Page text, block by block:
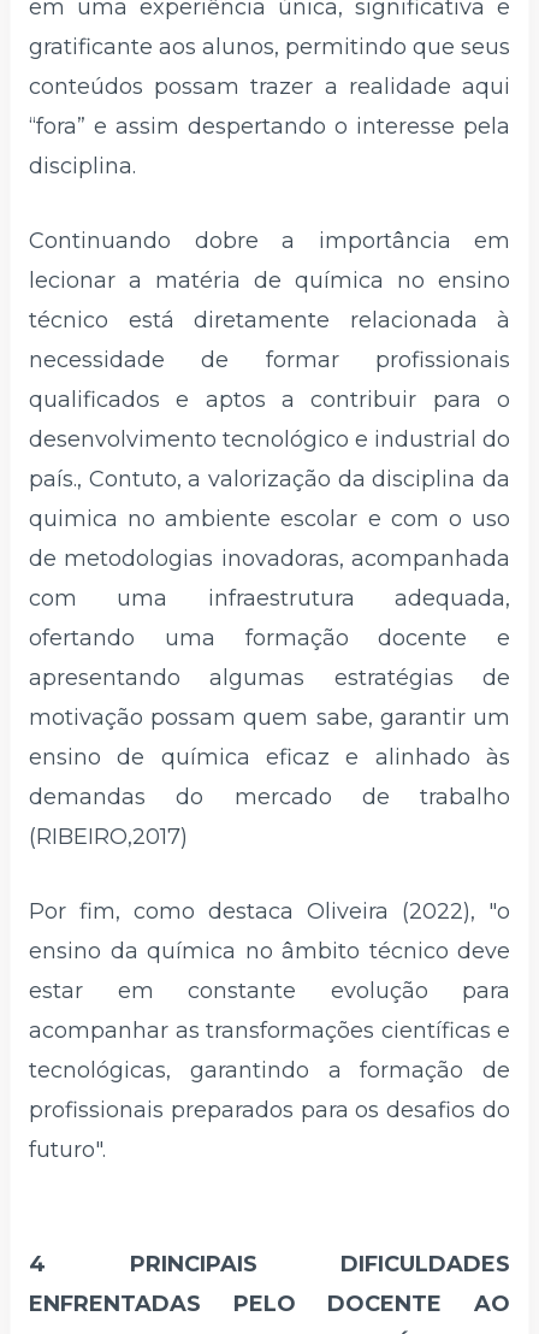
em uma experiência única, significativa e
gratificante aos alunos, permitindo que seus
conteúdos possam trazer a realidade aqui
“fora” e assim despertando o interesse pela
disciplina.
Continuando dobre a importância em
lecionar a matéria de química no ensino
técnico está diretamente relacionada à
necessidade de formar profissionais
qualificados e aptos a contribuir para o
desenvolvimento tecnológico e industrial do
país., Contuto, a valorização da disciplina da
quimica no ambiente escolar e com o uso
de metodologias inovadoras, acompanhada
com uma infraestrutura adequada,
ofertando uma formação docente e
apresentando algumas estratégias de
motivação possam quem sabe, garantir um
ensino de química eficaz e alinhado às
demandas do mercado de trabalho
(RIBEIRO,2017)
Por fim, como destaca Oliveira (2022), "o
ensino da química no âmbito técnico deve
estar em constante evolução para
acompanhar as transformações científicas e
tecnológicas, garantindo a formação de
profissionais preparados para os desafios do
futuro".
4 PRINCIPAIS DIFICULDADES
ENFRENTADAS PELO DOCENTE AO